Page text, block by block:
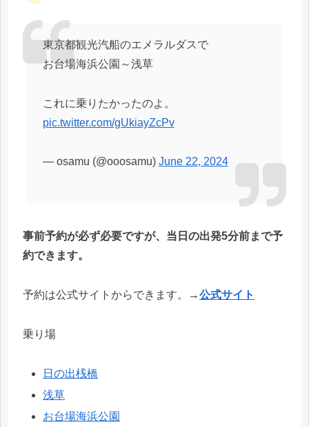
東京都観光汽船のエメラルダスで
お台場海浜公園～浅草
これに乗りたかったのよ。
pic.twitter.com/gUkiayZcPv
— osamu (@ooosamu) June 22, 2024
事前予約が必ず必要ですが、当日の出発5分前まで予
約できます。
予約は公式サイトからできます。→公式サイト
乗り場
日の出桟橋
浅草
お台場海浜公園